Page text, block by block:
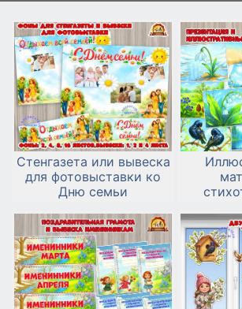
Стенгазета или вывеска
для фотовыставки ко
Дню семьи